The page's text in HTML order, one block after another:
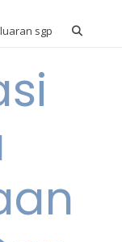
sgp